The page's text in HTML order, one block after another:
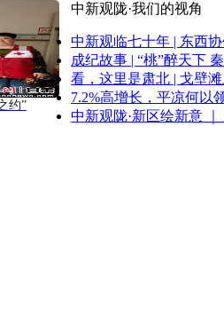
约”
中新观陇·我们的视角
中新观临七十年 | 东西
成纪故事 | “桃”醉天下
看，这里是肃北 | 戈壁
7.2%高增长，平凉何以
中新观陇·新区绘新意